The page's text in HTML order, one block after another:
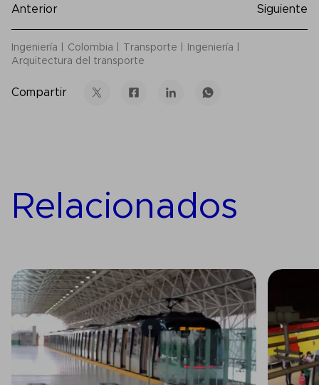
Anterior Siguiente
Ingeniería Colombia Transporte
Ingeniería
Arquitectura del transporte
Compartir
Relacionados